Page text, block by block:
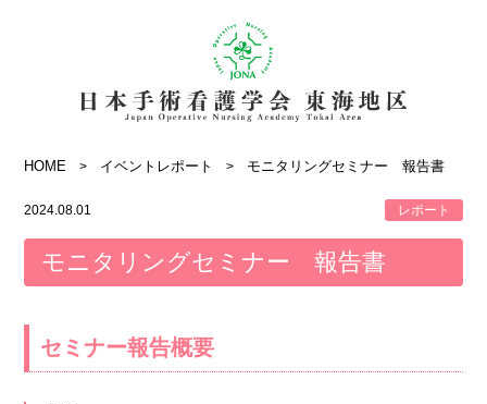
HOME イベントレポート モニタリングセミナー 報告書
2024.08.01 レポート
モニタリングセミナー 報告書
セミナー報告概要